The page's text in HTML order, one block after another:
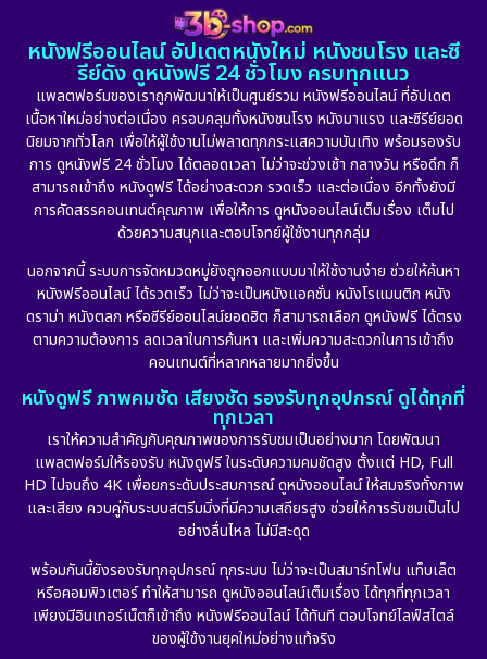
Detective สืบสวน (5)
Detective สืบสวน (56)
Disaster (10)
Disney+ (23)
Drama ดราม่า (887)
Dystopian (17)
Emotional (101)
Epic มหากาพย์ (17)
Erotic (10)
Fantasy จินตนาการ (256)
1981
1974
1971 1962
หนังฟรีออนไลน์ อัปเดตหนังใหม่ หนังชนโรง และซี
รีย์ดัง ดูหนังฟรี 24 ชั่วโมง ครบทุกแนว
แพลตฟอร์มของเราถูกพัฒนาให้เป็นศูนย์รวม หนังฟรีออนไลน์ ที่อัปเดต
เนื้อหาใหม่อย่างต่อเนื่อง ครอบคลุมทั้งหนังชนโรง หนังมาแรง และซีรีย์ยอด
นิยมจากทั่วโลก เพื่อให้ผู้ใช้งานไม่พลาดทุกกระแสความบันเทิง พร้อมรองรับ
การ ดูหนังฟรี 24 ชั่วโมง ได้ตลอดเวลา ไม่ว่าจะช่วงเช้า กลางวัน หรือดึก ก็
สามารถเข้าถึง หนังดูฟรี ได้อย่างสะดวก รวดเร็ว และต่อเนื่อง อีกทั้งยังมี
การคัดสรรคอนเทนต์คุณภาพ เพื่อให้การ ดูหนังออนไลน์เต็มเรื่อง เต็มไป
ด้วยความสนุกและตอบโจทย์ผู้ใช้งานทุกกลุ่ม
นอกจากนี้ ระบบการจัดหมวดหมู่ยังถูกออกแบบมาให้ใช้งานง่าย ช่วยให้ค้นหา
หนังฟรีออนไลน์ ได้รวดเร็ว ไม่ว่าจะเป็นหนังแอคชั่น หนังโรแมนติก หนัง
ดราม่า หนังตลก หรือซีรีย์ออนไลน์ยอดฮิต ก็สามารถเลือก ดูหนังฟรี ได้ตรง
ตามความต้องการ ลดเวลาในการค้นหา และเพิ่มความสะดวกในการเข้าถึง
คอนเทนต์ที่หลากหลายมากยิ่งขึ้น
หนังดูฟรี ภาพคมชัด เสียงชัด รองรับทุกอุปกรณ์ ดูได้ทุกที่
ทุกเวลา
เราให้ความสำคัญกับคุณภาพของการรับชมเป็นอย่างมาก โดยพัฒนา
แพลตฟอร์มให้รองรับ หนังดูฟรี ในระดับความคมชัดสูง ตั้งแต่ HD, Full
HD ไปจนถึง 4K เพื่อยกระดับประสบการณ์ ดูหนังออนไลน์ ให้สมจริงทั้งภาพ
และเสียง ควบคู่กับระบบสตรีมมิ่งที่มีความเสถียรสูง ช่วยให้การรับชมเป็นไป
อย่างลื่นไหล ไม่มีสะดุด
พร้อมกันนี้ยังรองรับทุกอุปกรณ์ ทุกระบบ ไม่ว่าจะเป็นสมาร์ทโฟน แท็บเล็ต
หรือคอมพิวเตอร์ ทำให้สามารถ ดูหนังออนไลน์เต็มเรื่อง ได้ทุกที่ทุกเวลา
เพียงมีอินเทอร์เน็ตก็เข้าถึง หนังฟรีออนไลน์ ได้ทันที ตอบโจทย์ไลฟ์สไตล์
ของผู้ใช้งานยุคใหม่อย่างแท้จริง